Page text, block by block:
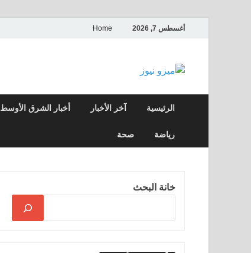
أغسطس 7, 2026 Home
ميزو نيوز
الرئيسية آخر الأخبار أخبار الشرق الأوسط
رياضة صحة
خانة البحث